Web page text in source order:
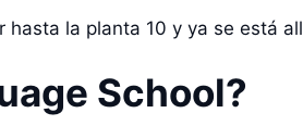
la planta 10 y ya se está
School?